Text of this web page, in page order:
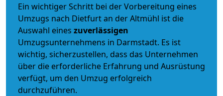
Ein wichtiger Schritt bei der Vorbereitung eines
Umzugs nach Dietfurt an der Altmühl ist die
Auswahl eines zuverlässigen
Umzugsunternehmens in Darmstadt. Es ist
wichtig, sicherzustellen, dass das Unternehmen
über die erforderliche Erfahrung und Ausrüstung
verfügt, um den Umzug erfolgreich
durchzuführen.